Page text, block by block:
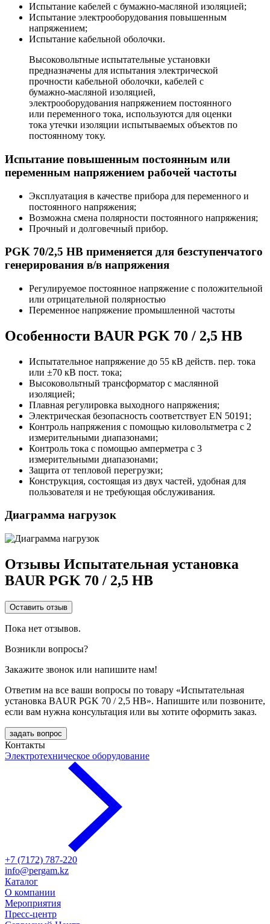
Испытание кабелей с бумажно-масляной изоляцией;
Испытание электрооборудования повышенным
напряжением;
Испытание кабельной оболочки.
Высоковольтные испытательные установки
предназначены для испытания электрической
прочности кабельной оболочки, кабелей с
бумажно-масляной изоляцией,
электрооборудования напряжением постоянного
или переменного тока, используются для оценки
тока утечки изоляции испытываемых объектов по
постоянному току.
Испытание повышенным постоянным или
переменным напряжением рабочей частоты
Эксплуатация в качестве прибора для переменного и
постоянного напряжения;
Возможна смена полярности постоянного напряжения;
Прочный и долговечный прибор.
PGK 70/2,5 HB применяется для безступенчатого
генерирования в/в напряжения
Регулируемое постоянное напряжение с положительной
или отрицательной полярностью
Переменное напряжение промышленной частоты
Особенности BAUR PGK 70 / 2,5 HB
Испытательное напряжение до 55 кВ действ. пер. тока
или ±70 кВ пост. тока;
Высоковольтный трансформатор с маслянной
изоляцией;
Плавная регулировка выходного напряжения;
Электрическая безопасность соответствует EN 50191;
Контроль напряжения с помощью киловольтметра с 2
измерительными диапазонами;
Контроль тока с помощью амперметра с 3
измерительными диапазонами;
Защита от тепловой перегрузки;
Конструкция, состоящая из двух частей, удобная для
пользователя и не требующая обслуживания.
Диаграмма нагрузок
Отзывы Испытательная установка
BAUR PGK 70 / 2,5 HB
Оставить отзыв
Пока нет отзывов.
Возникли вопросы?
Закажите звонок или напишите нам!
Ответим на все ваши вопросы по товару «Испытательная
установка BAUR PGK 70 / 2,5 HB». Напишите или позвоните,
если вам нужна консультация или вы хотите оформить заказ.
задать вопрос
Контакты
Электротехническое оборудование
+7 (7172) 787-220
info@pergam.kz
Каталог
О компании
Мероприятия
Пресс-центр